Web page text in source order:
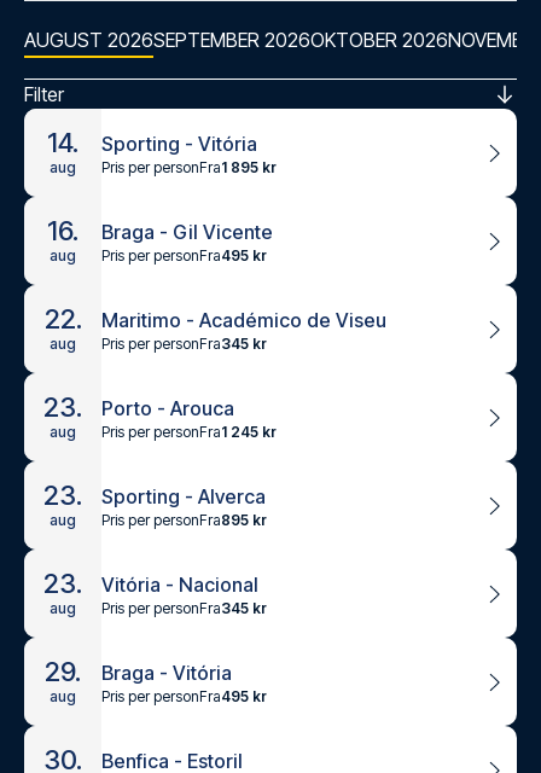
AUGUST 2026SEPTEMBER 2026OKTOBER 2026
Filter
14.
aug
Sporting - Vitória
Pris per personFra1 895 kr
16.
aug
Braga - Gil Vicente
Pris per personFra495 kr
22.
aug
Maritimo - Académico de Viseu
Pris per personFra345 kr
23.
aug
Porto - Arouca
Pris per personFra1 245 kr
23.
aug
Sporting - Alverca
Pris per personFra895 kr
23.
aug
Vitória - Nacional
Pris per personFra345 kr
29.
aug
Braga - Vitória
Pris per personFra495 kr
30. Benfica - Estoril